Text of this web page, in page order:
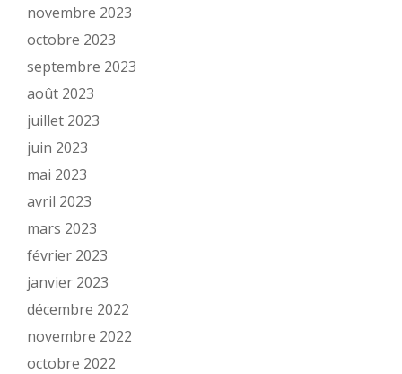
novembre 2023
octobre 2023
septembre 2023
août 2023
juillet 2023
juin 2023
mai 2023
avril 2023
mars 2023
février 2023
janvier 2023
décembre 2022
novembre 2022
octobre 2022